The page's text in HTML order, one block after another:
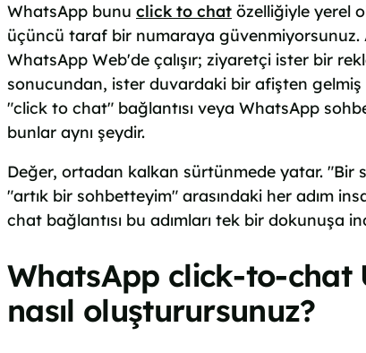
WhatsApp bunu click to chat özelliğiyle yerel
üçüncü taraf bir numaraya güvenmiyorsunuz.
WhatsApp Web'de çalışır; ziyaretçi ister bir
sonucundan, ister duvardaki bir afişten gelmiş
"click to chat" bağlantısı veya WhatsApp
bunlar aynı şeydir.
Değer, ortadan kalkan sürtünmede yatar. "Bir
"artık bir sohbetteyim" arasındaki her adım
chat bağlantısı bu adımları tek bir dokunuşa
WhatsApp click-to-chat
nasıl oluşturursunuz?